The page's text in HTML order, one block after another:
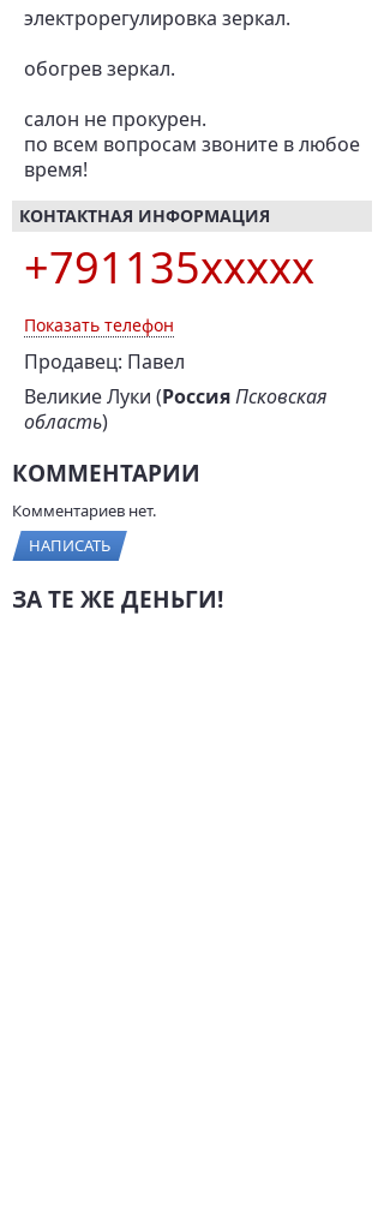
электрорегулировка зеркал.
обогрев зеркал.
салон не прокурен.
по всем вопросам звоните в любое
время!
КОНТАКТНАЯ ИНФОРМАЦИЯ
+791135xxxxx
Показать телефон
Продавец: Павел
Великие Луки (РоссияПсковская
область)
КОММЕНТАРИИ
Комментариев нет.
НАПИСАТЬ
ЗА ТЕ ЖЕ ДЕНЬГИ!